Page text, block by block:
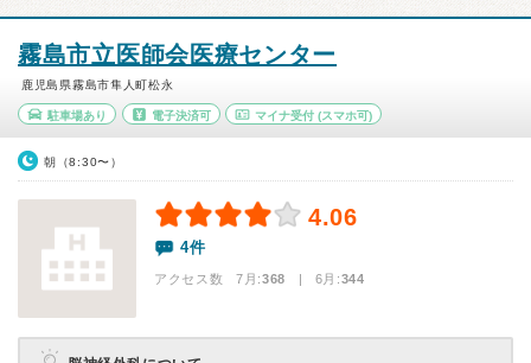
霧島市立医師会医療センター
鹿児島県霧島市隼人町松永
駐車場あり 電子決済可 マイナ受付 (スマホ可)
朝（8:30〜）
4.06
4件
アクセス数 7月:368 | 6月:344